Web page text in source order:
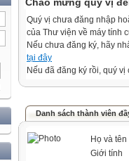
Quý vị chưa đăng nhập
của Thư viện về máy tính
Nếu chưa đăng ký, hãy
tại đây
Nếu đã đăng ký rồi, quý
Danh sách thành viên
Họ và tên
Giới tính